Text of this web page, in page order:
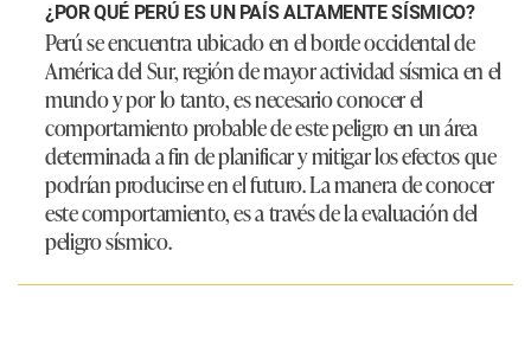
¿POR QUÉ PERÚ ES UN PAÍS ALTAMENTE SÍSMICO?
Perú se encuentra ubicado en el borde occidental de
América del Sur, región de mayor actividad sísmica en el
mundo y por lo tanto, es necesario conocer el
comportamiento probable de este peligro en un área
determinada a fin de planificar y mitigar los efectos que
podrían producirse en el futuro. La manera de conocer
este comportamiento, es a través de la evaluación del
peligro sísmico.